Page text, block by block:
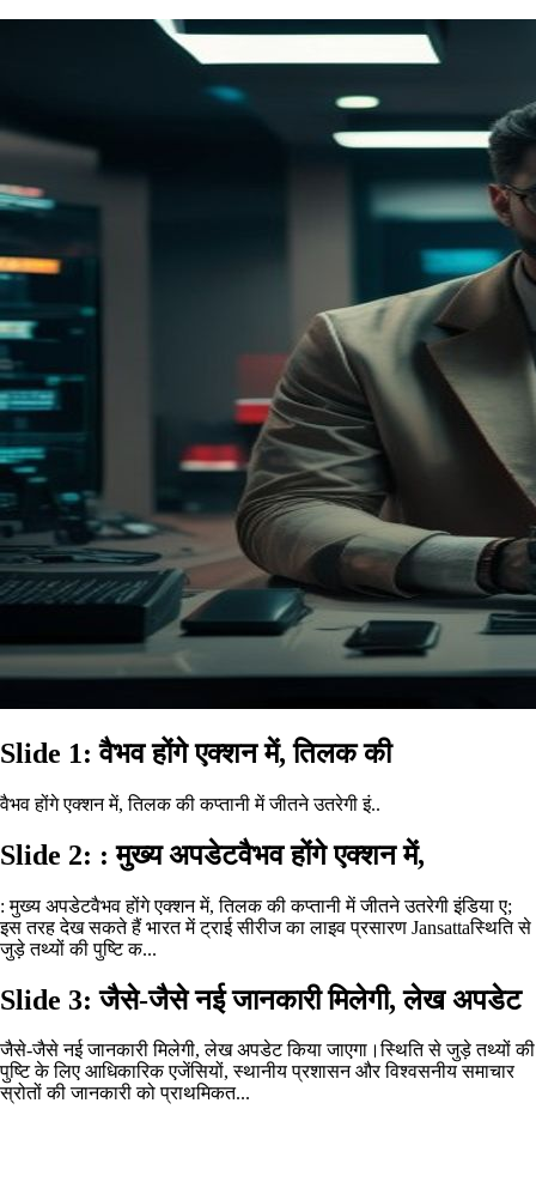
Slide 1: वैभव होंगे एक्शन में, तिलक की
वैभव होंगे एक्शन में, तिलक की कप्तानी में जीतने उतरेगी इं..
Slide 2: : मुख्य अपडेटवैभव होंगे एक्शन में,
: मुख्य अपडेटवैभव होंगे एक्शन में, तिलक की कप्तानी में जीतने उतरेगी इंडिया ए;
इस तरह देख सकते हैं भारत में ट्राई सीरीज का लाइव प्रसारण Jansattaस्थिति से
जुड़े तथ्यों की पुष्टि क...
Slide 3: जैसे-जैसे नई जानकारी मिलेगी, लेख अपडेट
जैसे-जैसे नई जानकारी मिलेगी, लेख अपडेट किया जाएगा।स्थिति से जुड़े तथ्यों की
पुष्टि के लिए आधिकारिक एजेंसियों, स्थानीय प्रशासन और विश्वसनीय समाचार
स्रोतों की जानकारी को प्राथमिकत...